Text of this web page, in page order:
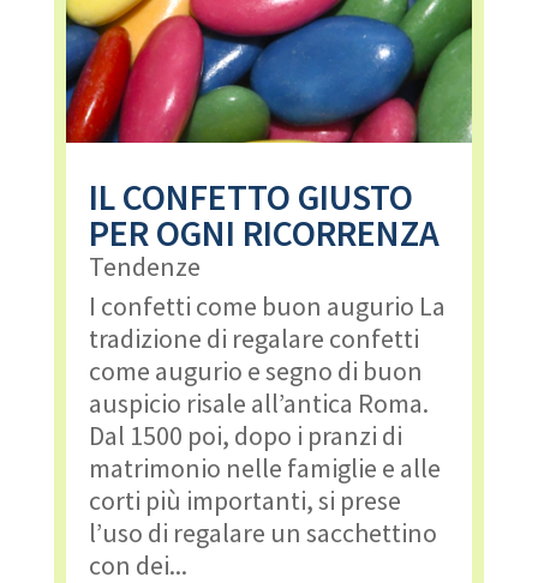
IL CONFETTO GIUSTO
PER OGNI RICORRENZA
Tendenze
I confetti come buon augurio La
tradizione di regalare confetti
come augurio e segno di buon
auspicio risale all’antica Roma.
Dal 1500 poi, dopo i pranzi di
matrimonio nelle famiglie e alle
corti più importanti, si prese
l’uso di regalare un sacchettino
con dei...